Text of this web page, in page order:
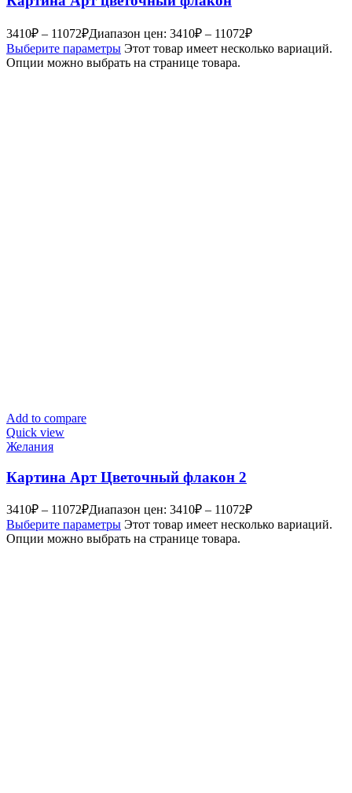
3410₽ – 11072₽Диапазон цен: 3410₽ – 11072₽
Выберите параметры Этот товар имеет несколько вариаций.
Опции можно выбрать на странице товара.
Add to compare
Quick view
Желания
Картина Арт Цветочный флакон 2
3410₽ – 11072₽Диапазон цен: 3410₽ – 11072₽
Выберите параметры Этот товар имеет несколько вариаций.
Опции можно выбрать на странице товара.